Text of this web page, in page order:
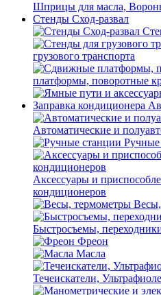
Шприцы для масла,
Стенды Сход-развал
грузового транспорта
платформы, поворотные
Заправка кондиционера
Автоматические и
Ручные
Аксессуары и
кондиционеров
Быстросъемы,
Фреон
Масла
Течеискатели,